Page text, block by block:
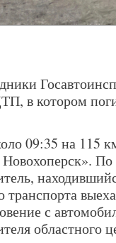
в котором
09:35 на 115
По
с
областного